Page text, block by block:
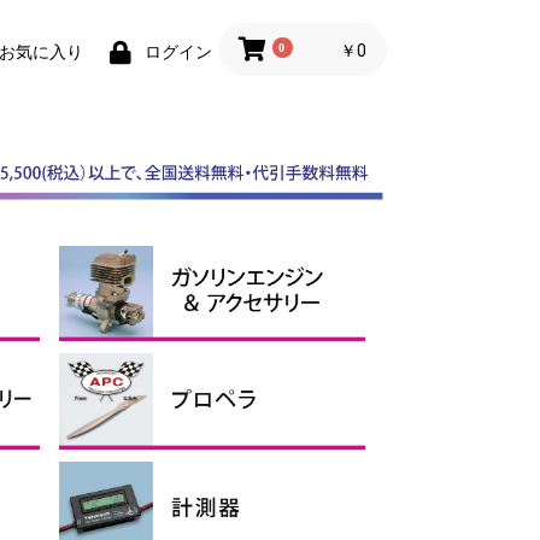
気に入り ログイン 0 ￥0
スケールスピンナー
ABスピンナー
その他スピンナー
電動用アルミスピンナー
ガソリンエンジン
マフラー
ガソリンアクセサリー、オイ
ル
APCプロペラ
その他プロペラ